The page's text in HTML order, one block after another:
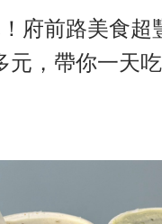
府前路美食超
，帶你一天
蛇粉